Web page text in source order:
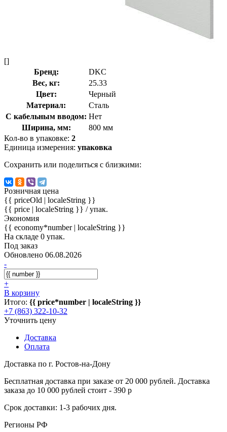
[]
Бренд:
DKC
Вес, кг:
25.33
Цвет:
Черный
Материал:
Сталь
С кабельным вводом: Нет
Ширина, мм:
800 мм
Кол-во в упаковке: 2
Единица измерения: упаковка
Сохранить или поделиться с близкими:
Розничная цена
{{ priceOld | localeString }}
{{ price | localeString }} / упак.
Экономия
{{ economy*number | localeString }}
На складе 0 упак.
Под заказ
Обновлено 06.08.2026
-
+
В корзину
Итого: {{ price*number | localeString }}
+7 (863) 322-10-32
Уточнить цену
Доставка
Оплата
Доставка по г. Ростов-на-Дону
Бесплатная доставка при заказе от 20 000 рублей. Доставка
заказа до 10 000 рублей стоит - 390 р
Срок доставки: 1-3 рабочих дня.
Регионы РФ